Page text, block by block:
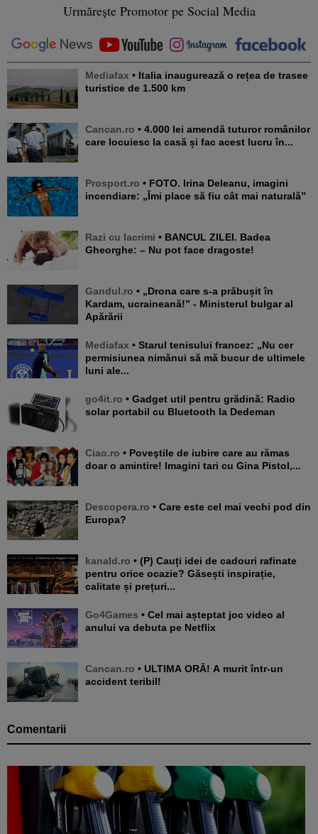
Urmărește Promotor pe Social Media
Mediafax • Italia inaugurează o rețea de trasee
turistice de 1.500 km
Cancan.ro • 4.000 lei amendă tuturor românilor
care locuiesc la casă și fac acest lucru în...
Prosport.ro • FOTO. Irina Deleanu, imagini
incendiare: „Îmi place să fiu cât mai naturală”
Razi cu lacrimi • BANCUL ZILEI. Badea
Gheorghe: – Nu pot face dragoste!
Gandul.ro • „Drona care s-a prăbușit în
Kardam, ucraineană!” - Ministerul bulgar al
Apărării
Mediafax • Starul tenisului francez: „Nu cer
permisiunea nimănui să mă bucur de ultimele
luni ale...
go4it.ro • Gadget util pentru grădină: Radio
solar portabil cu Bluetooth la Dedeman
Ciao.ro • Poveştile de iubire care au rămas
doar o amintire! Imagini tari cu Gina Pistol,...
Descopera.ro • Care este cel mai vechi pod din
Europa?
kanald.ro • (P) Cauți idei de cadouri rafinate
pentru orice ocazie? Găsești inspirație,
calitate și prețuri...
Go4Games • Cel mai așteptat joc video al
anului va debuta pe Netflix
Cancan.ro • ULTIMA ORĂ! A murit într-un
accident teribil!
Comentarii